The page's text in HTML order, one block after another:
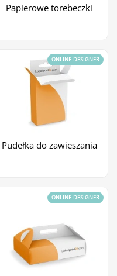
Papierowe torebeczki
Pudełka do zawieszania
ONLINE-DESIGNER
ONLINE-DESIGNER